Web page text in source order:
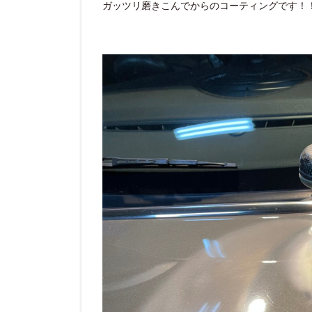
ガッツリ磨きこんでからのコーティングです！